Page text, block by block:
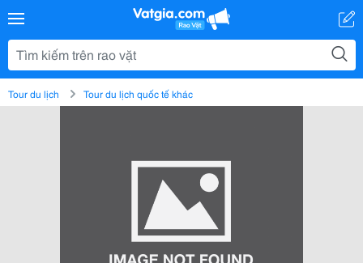
Tour du lịch Tour du lịch quốc tế khác